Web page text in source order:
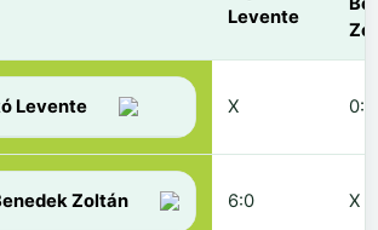
Levente
Levente X 0:6
Zoltán 6:0 X